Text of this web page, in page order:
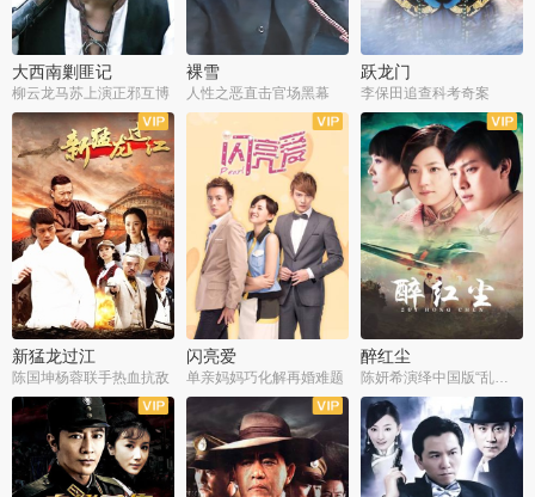
大西南剿匪记
柳云龙马苏上演正邪互博
裸雪
人性之恶直击官场黑幕
跃龙门
李保田追查科考奇案
全36集
新猛龙过江
陈国坤杨蓉联手热血抗敌
全37集
闪亮爱
单亲妈妈巧化解再婚难题
全30集
醉红尘
陈妍希演绎中国版“乱世佳人”
全30集
全30集 全30集